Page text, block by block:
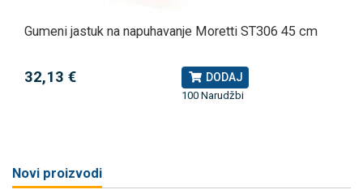
Gumeni jastuk na napuhavanje Moretti ST306 45 cm
32,13 € DODAJ
100 Narudžbi
Novi proizvodi